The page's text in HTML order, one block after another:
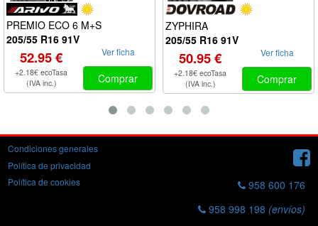
PREMIO ECO 6 M+S
205/55 R16 91V
52.95 €
+2.18€ ecoTasa
(IVA inc.)
Ver ficha
Comprar
ZYPHIRA
205/55 R16 91V
50.95 €
+2.18€ ecoTasa
(IVA inc.)
Ver ficha
Comprar
Condiciones generales
Política de privacidad
Política de cookies
958 600 176
958 998 198 (envíos)